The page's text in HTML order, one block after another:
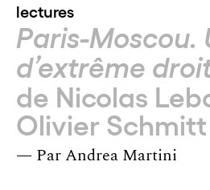
lectures
Paris-Moscou.
d’extrême
de Nicolas
Olivier Schmitt
— Par Andrea Martini